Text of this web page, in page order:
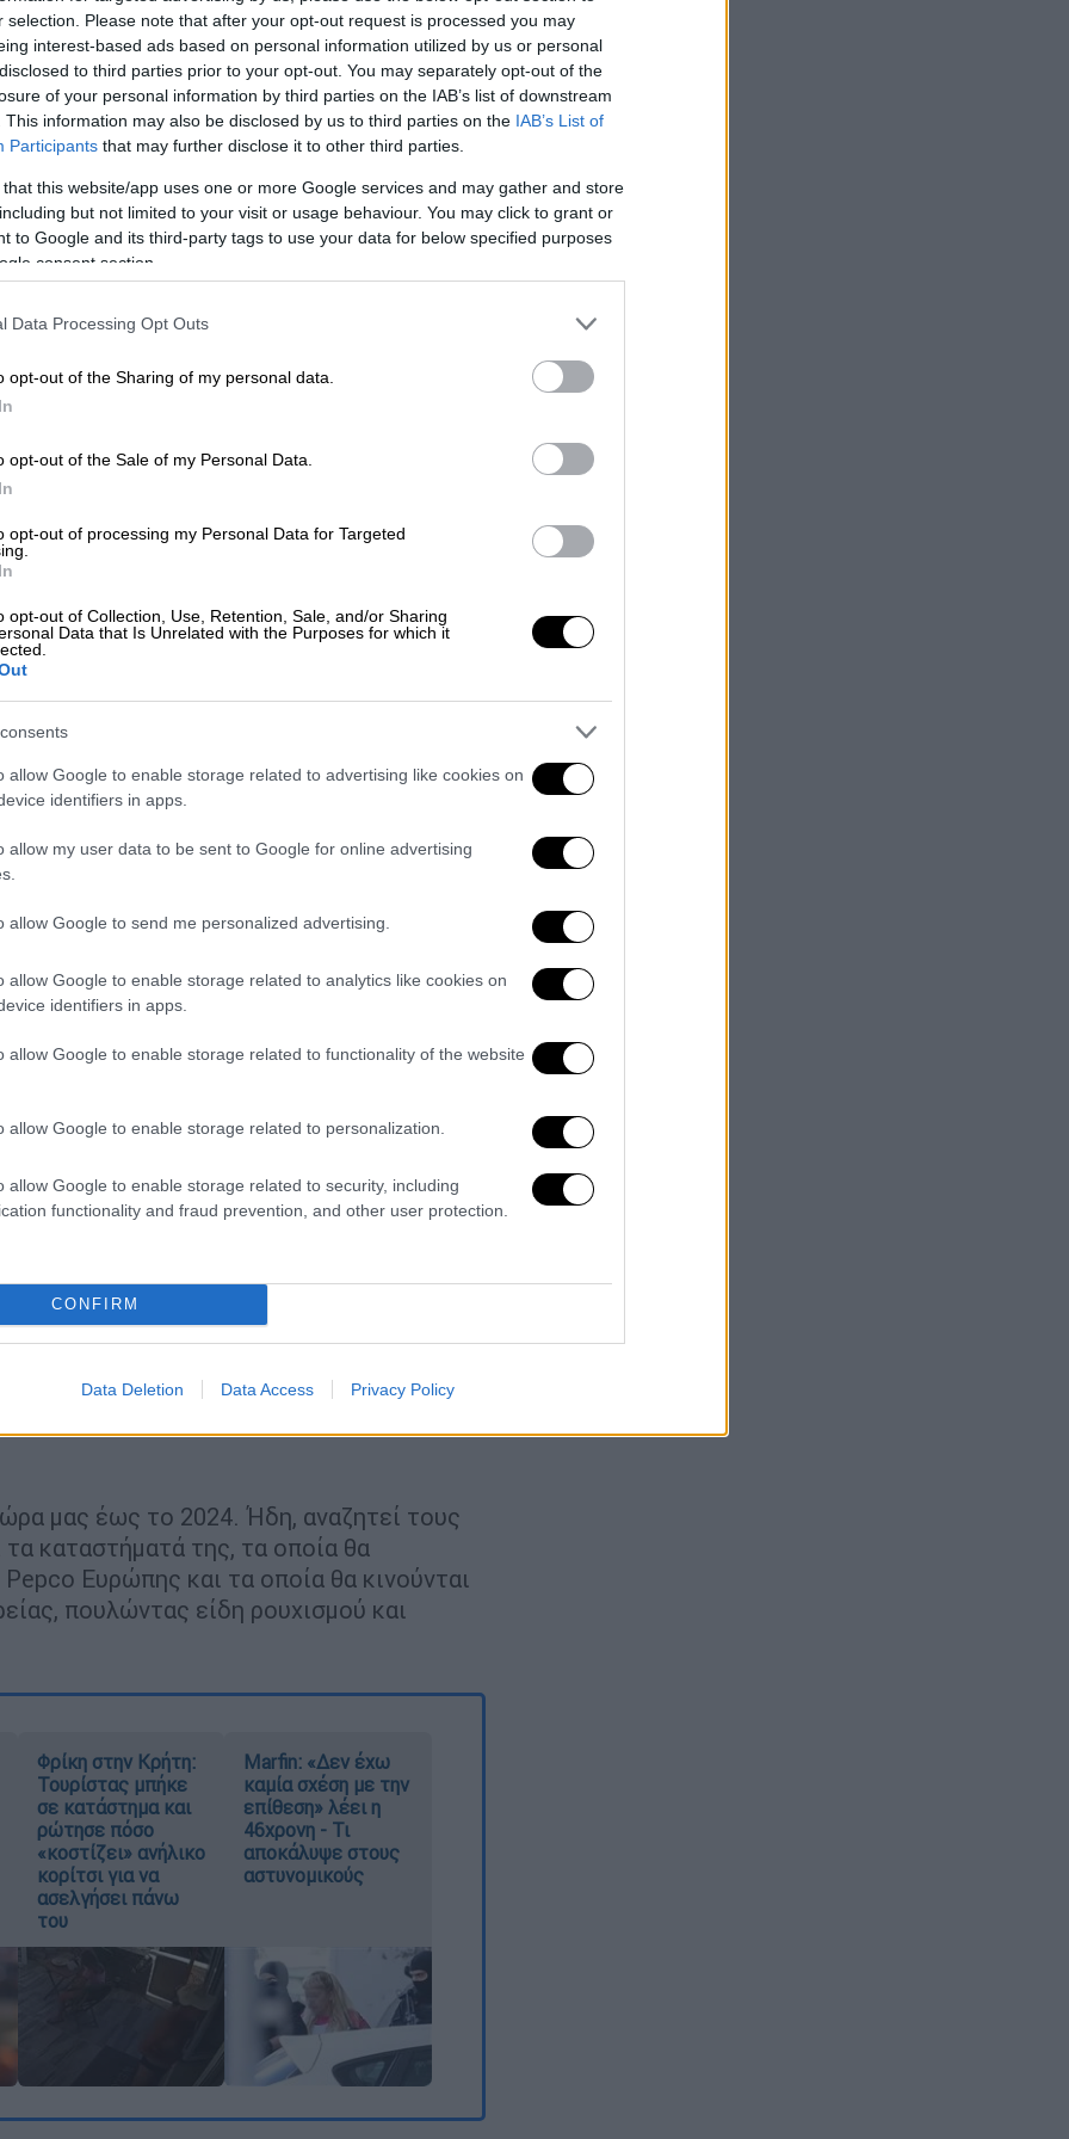
selection. Please note that after your opt-out request is processed you may
interest-based ads based on personal information utilized by us or personal
to third parties prior to your opt-out. You may separately opt-out of the
of your personal information by third parties on the IAB’s list of downstream
This information may also be disclosed by us to third parties on the IAB’s List of
Participants that may further disclose it to other third parties.
that this website/app uses one or more Google services and may gather and store
but not limited to your visit or usage behaviour. You may click to grant or
to Google and its third-party tags to use your data for below specified purposes
consent section.
Data Processing Opt Outs
opt-out of the Sharing of my personal data.
opt-out of the Sale of my Personal Data.
opt-out of processing my Personal Data for Targeted
opt-out of Collection, Use, Retention, Sale, and/or Sharing
Data that Is Unrelated with the Purposes for which it
allow Google to enable storage related to advertising like cookies on
identifiers in apps.
allow my user data to be sent to Google for online advertising
allow Google to send me personalized advertising.
allow Google to enable storage related to analytics like cookies on
identifiers in apps.
allow Google to enable storage related to functionality of the website
allow Google to enable storage related to personalization.
allow Google to enable storage related to security, including
functionality and fraud prevention, and other user protection.
CONFIRM
Data Deletion Data Access Privacy Policy
το ΕΘΝΟΣ στη Google
κατά τους Financial Times, στοχεύει
στην επόμενη δεκαετία, ετοιμάζεται
«σούπερ μάρκετ των φτωχών
Ευρώπη, ενώ έχει βάλει στο «μάτι»
την αύξηση των εσόδων της θυγατρικής
θα λειτουργούν τα νέα καταστήματα.
Μεγάλη Βρετανία για πρώτη φορά το
1 στερλίνα. Ο ιδρυτής της, Steve
έναντι 50 εκατ. στερλίνων.
ράφια για τους 30άρηδες
ράφια για τους 30άρηδες
του, έχει μεγαλώσει με το ρητό «Αν
σημειώσει μέχρι και σήμερα
«χαρτζιλίκι» που παίρνει από τη
μας έως το 2024. Ήδη, αναζητεί τους
καταστήματά της, τα οποία θα
Ευρώπης και τα οποία θα κινούνται
πουλώντας είδη ρουχισμού και
Φρίκη στην Κρήτη:
Τουρίστας μπήκε
σε κατάστημα και
ρώτησε πόσο
«κοστίζει» ανήλικο
κορίτσι για να
ασελγήσει πάνω
του
Marfin: «Δεν έχω
καμία σχέση με την
επίθεση» λέει η
46χρονη - Τι
αποκάλυψε στους
αστυνομικούς